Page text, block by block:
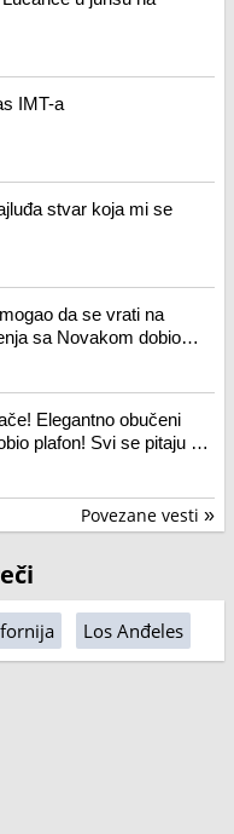
IMT-a
stvar koja mi se
da se vrati na
sa Novakom dobio
Elegantno obučeni
plafon! Svi se pitaju šta
Povezane vesti »
Los Anđeles